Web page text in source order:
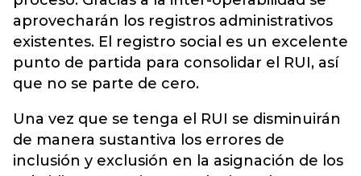
aprovecharán los registros administrativos
existentes. El registro social es un excelente
punto de partida para consolidar el RUI, así
que no se parte de cero.
Una vez que se tenga el RUI se disminuirán
de manera sustantiva los errores de
inclusión y exclusión en la asignación de los